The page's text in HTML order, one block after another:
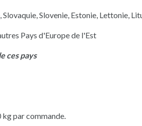
Slovenie, Estonie, Lettonie,
Pays d'Europe de l'Est
ces pays
par commande.